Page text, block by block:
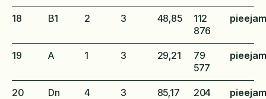
18 B1 2 3 48,85
112
876
19 A 1 3 29,21
79
577
20 Dn 4 3 85,17
204